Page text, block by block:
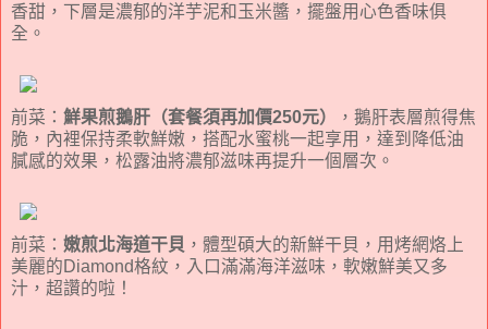
香甜，下層是濃郁的洋芋泥和玉米醬，擺盤用心色香味俱
全。
前菜： 鮮果煎鵝肝（套餐須再加價250元）
，鵝肝表層煎得焦
脆，內裡保持柔軟鮮嫩，搭配水蜜桃一起享用，達到降低油
膩感的效果，松露油將濃郁滋味再提升一個層次。
前菜： 嫩煎北海道干貝 ，體型碩大的新鮮干貝，用烤網烙上
美麗的Diamond格紋，入口滿滿海洋滋味，軟嫩鮮美又多
汁，超讚的啦！